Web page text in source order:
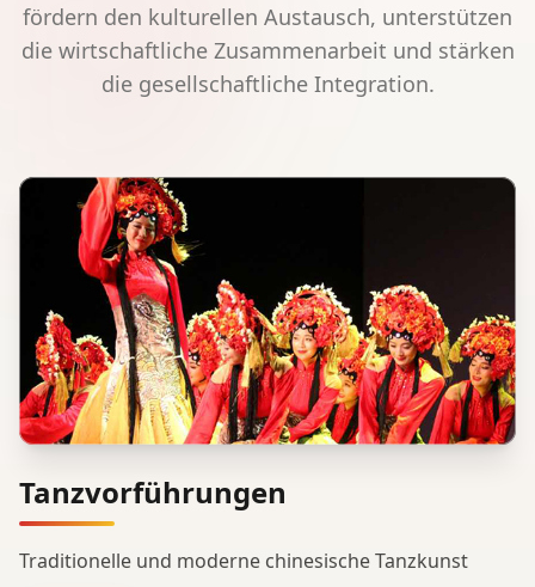
fördern den kulturellen Austausch, unterstützen
die wirtschaftliche Zusammenarbeit und stärken
die gesellschaftliche Integration.
Tanzvorführungen
Traditionelle und moderne chinesische Tanzkunst